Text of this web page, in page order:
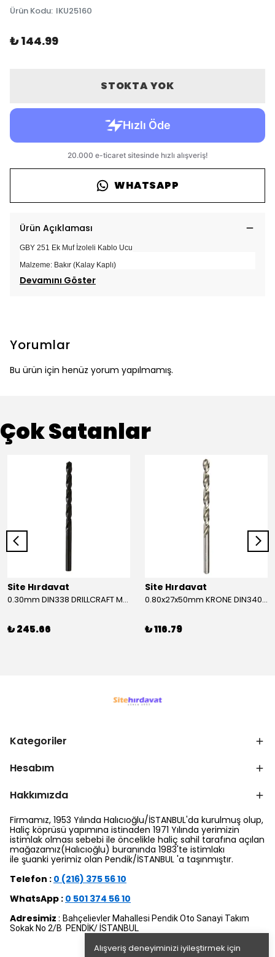
Alışveriş deneyiminizi iyileştirmek için
Ürün Kodu: IKU25160
₺ 144.99
STOKTA YOK
WHATSAPP
Ürün Açıklaması
GBY 251 Ek Muf İzoleli Kablo Ucu
Malzeme: Bakır (Kalay Kaplı)
Devamını Göster
Yorumlar
Bu ürün için henüz yorum yapılmamış.
Çok Satanlar
Site Hırdavat
0.30mm DIN338 DRILLCRAFT MATKAP UCU HSS 10 Adet
₺ 245.66
Site Hırdavat
0.80x27x50mm KRONE DIN340 UZUN MATKAP UCU HSS 10 Adet
₺ 116.79
Kategoriler
Hesabım
Hakkımızda
Firmamız, 1953 Yılında Halıcıoğlu/İSTANBUL'da kurulmuş olup,
Haliç köprüsü yapımına istinaden 1971 Yılında yerimizin
istimlak olması sebebi ile öncelikle haliç sahil tarafına açılan
mağazamız(Halıcıoğlu) buranında 1983'te istimlakı
ile şuanki yerimiz olan Pendik/İSTANBUL 'a taşınmıştır.
Telefon : 0 (216) 375 56 10
WhatsApp : 0 501 374 56 10
Adresimiz : Bahçelievler Mahallesi Pendik Oto Sanayi Takım
Sokak No 2/B PENDİK/ İSTANBUL